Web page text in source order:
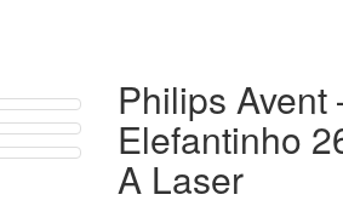
Philips
Elefantinho
A Laser